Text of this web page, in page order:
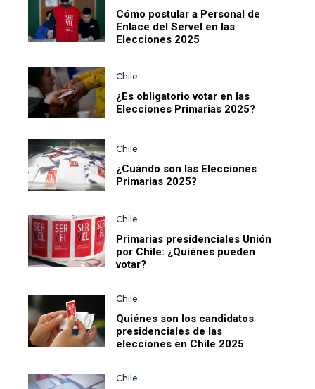
Cómo postular a Personal de
Enlace del Servel en las
Elecciones 2025
Chile
¿Es obligatorio votar en las
Elecciones Primarias 2025?
Chile
¿Cuándo son las Elecciones
Primarias 2025?
Chile
Primarias presidenciales Unión
por Chile: ¿Quiénes pueden
votar?
Chile
Quiénes son los candidatos
presidenciales de las
elecciones en Chile 2025
Chile